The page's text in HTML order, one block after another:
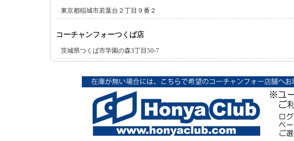
東京都稲城市若葉台２丁目９番２
コーチャンフォーつくば店
茨城県つくば市学園の森3丁目50-7